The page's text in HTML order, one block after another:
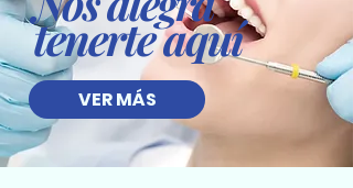
tenerte aquí
VER MÁS